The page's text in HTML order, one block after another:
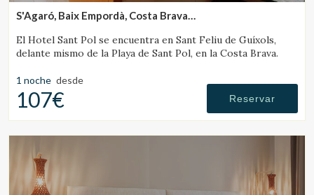
S'Agaró, Baix Empordà, Costa Brava
El Hotel Sant Pol se encuentra en Sant Feliu de Guíxols,
delante mismo de la Playa de Sant Pol, en la Costa Brava.
1 noche desde
107€ Reservar